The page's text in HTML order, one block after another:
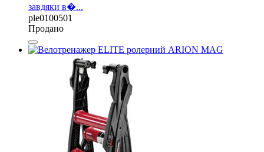
завдяки в�...
ple0100501
Продано